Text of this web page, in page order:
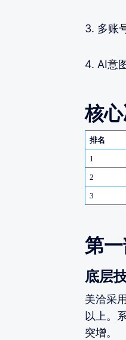
3. 多账
4. AI意
核
排名
1
2
3
第
底层
美洽采
以上。
突增。